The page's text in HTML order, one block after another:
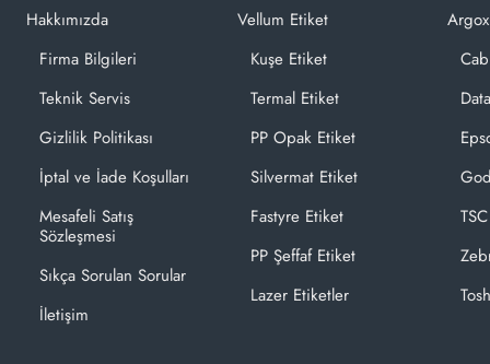
Hakkımızda
Firma Bilgileri
Teknik Servis
Gizlilik Politikası
İptal ve İade Koşulları
Mesafeli Satış
Sözleşmesi
Sıkça Sorulan Sorular
İletişim
Vellum Etiket
Kuşe Etiket
Termal Etiket
PP Opak Etiket
Silvermat Etiket
Fastyre Etiket
PP Şeffaf Etiket
Lazer Etiketler